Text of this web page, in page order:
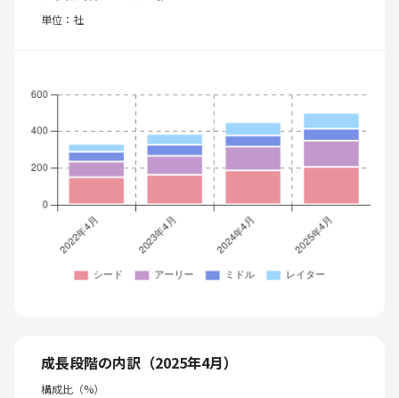
単位：社
成長段階の内訳（2025年4月）
構成比（%）